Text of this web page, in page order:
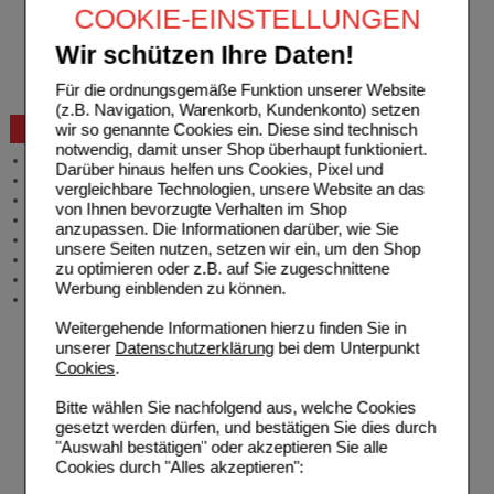
COOKIE-EINSTELLUNGEN
Wir schützen Ihre Daten!
Für die ordnungsgemäße Funktion unserer Website
(z.B. Navigation, Warenkorb, Kundenkonto) setzen
wir so genannte Cookies ein. Diese sind technisch
notwendig, damit unser Shop überhaupt funktioniert.
Darüber hinaus helfen uns Cookies, Pixel und
vergleichbare Technologien, unsere Website an das
von Ihnen bevorzugte Verhalten im Shop
anzupassen. Die Informationen darüber, wie Sie
unsere Seiten nutzen, setzen wir ein, um den Shop
zu optimieren oder z.B. auf Sie zugeschnittene
Werbung einblenden zu können.
Weitergehende Informationen hierzu finden Sie in
unserer Datenschutzerklärungbei dem Unterpunkt
Cookies.
Bitte wählen Sie nachfolgend aus, welche Cookies
gesetzt werden dürfen, und bestätigen Sie dies durch
"Auswahl bestätigen" oder akzeptieren Sie alle
Cookies durch "Alles akzeptieren":
Auslandsbestellung
Reklamation
Widerrufsformular
Bestellschein
Beratung und Service
Allgemeine Information
Produktberatung
Meldung Arzneimittelrisiken
Zuzahlungsfreie Arzneien
Angebote & Downloads
Newsletter
Neukundenprämie
Stellenangebote